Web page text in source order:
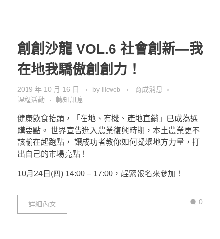
創創沙龍 VOL.6 社會創新—我
在地我驕傲創創力！
2019 年 10 月 16 日 by iiicweb
育成消息
課程活動
轉知訊息
健康飲食抬頭，「在地、有機、產地直銷」已成為選
購要點。 世界宣告進入農業復興時期，本土農業更不
該輸在起跑點， 讓成功者教你如何凝聚地方力量，打
出自己的市場亮點！
10月24日(四) 14:00 – 17:00，趕緊報名來參加！
詳細內文 0